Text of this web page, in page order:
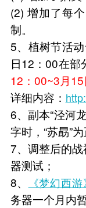
(2) 增加了每
制。
5、植树节活
日12：00在部
12：00~3月
详细内容：
6、副本“泾河
字时，“苏勗”
7、调整后的
器测试；
8、
《梦幻西
务器一个月内